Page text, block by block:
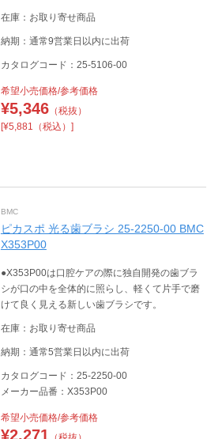
在庫：お取り寄せ商品
納期：通常9営業日以内に出荷
カタログコード：25-5106-00
希望小売価格/参考価格
¥5,346（税抜）
[¥5,881（税込）]
BMC
ピカスポ 光る歯ブラシ 25-2250-00 BMC
X353P00
●X353P00は口腔ケアの際に独自開発の歯ブラ
シが口の中を全体的に照らし、軽くて片手で磨
けて良く見える新しい歯ブラシです。
在庫：お取り寄せ商品
納期：通常5営業日以内に出荷
カタログコード：25-2250-00
メーカー品番：X353P00
希望小売価格/参考価格
¥2,271